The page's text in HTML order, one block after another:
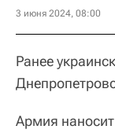
3 июня 2024, 08:00
Ранее
Армия